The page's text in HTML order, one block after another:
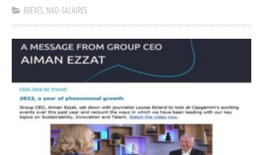
BRÈVES NAO-SALAIRES